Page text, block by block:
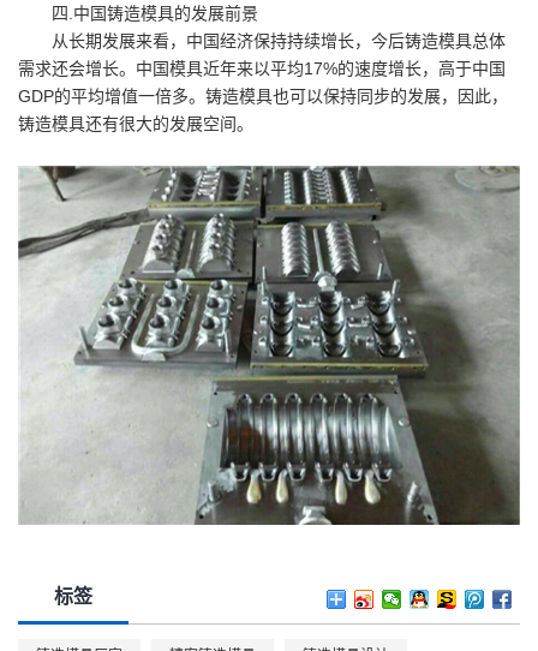
四.中国铸造模具的发展前景
从长期发展来看，中国经济保持持续增长，今后铸造模具总体
需求还会增长。中国模具近年来以平均17%的速度增长，高于中国
GDP的平均增值一倍多。铸造模具也可以保持同步的发展，因此，
铸造模具还有很大的发展空间。
标签